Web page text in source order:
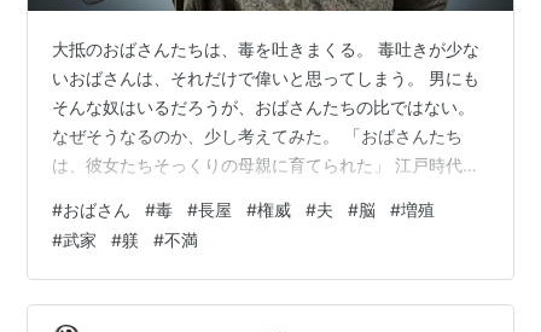
大抵のおばさんたちは、毒を吐きまくる。 毒吐きが少な
いおばさんは、それだけで偉いと思ってしまう。 男にも
そんな奴はいるだろうが、おばさんたちの比ではない。
なぜそうなるのか、少し考えてみた。 「おばさんたち
は、彼女たちそっくりの母親に育てられた」 江戸時代な
の甲斐性なしや近所のうわさを、果てしなくしゃべり合
う。 「おばさんたちは、そもそも権威というものを認め
ない」 権力から遠い分怖いもの知らずで、何をしゃべっ
ても平気の平左だ。 政治家なんて格好の餌食で、男の大
#おばさん #毒 #長屋 #権威 #夫 #脳 #増殖
#武家 #躾 #不満